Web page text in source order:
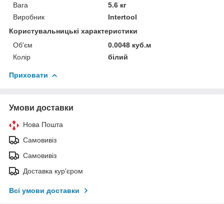
Вага
5.6 кг
Виробник
Intertool
Користувальницькі характеристики
Об'єм
0.0048 куб.м
Колір
білий
Приховати
Умови доставки
Нова Пошта
Самовивіз
Самовивіз
Доставка кур'єром
Всі умови доставки